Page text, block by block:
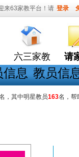
来63家教平台！请 登录
六三家教 请
信息 教员信
，其中明星教员163名，帮